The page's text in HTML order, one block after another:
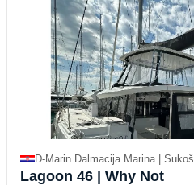
D-Marin Dalmacija Marina |
Lagoon 46 | Why Not